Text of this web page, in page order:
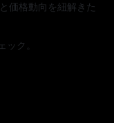
価格動向を紐解きた
ック。